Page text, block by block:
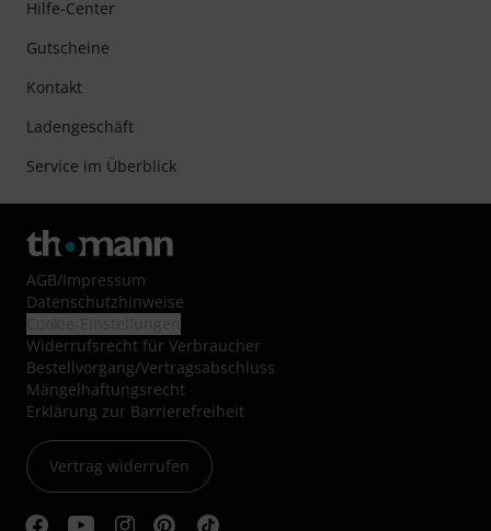
Hilfe-Center
Gutscheine
Kontakt
Ladengeschäft
Service im Überblick
AGB/Impressum
Datenschutzhinweise
Widerrufsrecht für Verbraucher
Bestellvorgang/Vertragsabschluss
Mängelhaftungsrecht
Erklärung zur Barrierefreiheit
Vertrag widerrufen